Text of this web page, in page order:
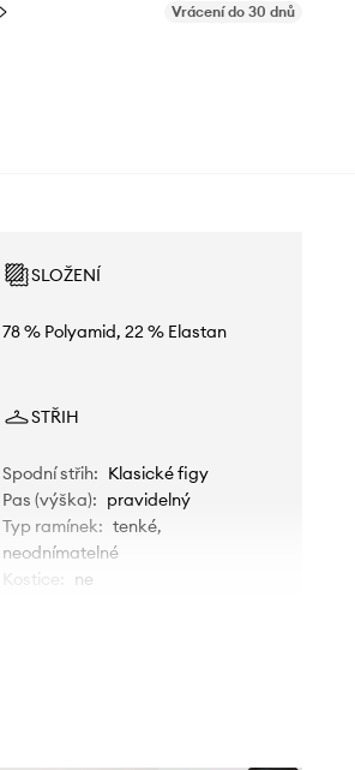
Vrácení do 30 dnů
SLOŽENÍ
78 % Polyamid, 22 % Elastan
STŘIH
Spodní střih: Klasické figy
Pas (výška): pravidelný
Typ ramínek: tenké,
neodnímatelné
Kostice
ne